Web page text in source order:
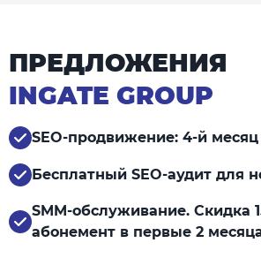
ПРЕДЛОЖЕНИЯ
INGATE GROUP
SEO-продвижение: 4-й
Бесплатный SEO-аудит для
SMM-обслуживание. Скидка
абонемент в первые 2